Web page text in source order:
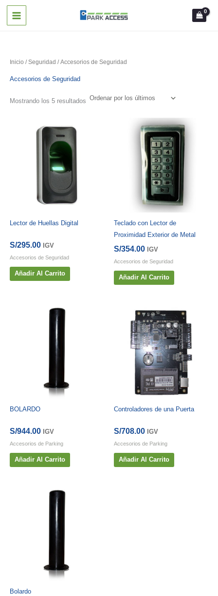
Inicio /Seguridad / Accesorios de Seguridad
Accesorios de Seguridad
Mostrando los 5 resultados Ordenado
Lector de Huellas Digital
S/295.00 IGV
Accesorios de Seguridad
Añadir Al Carrito
Teclado con Lector de
Proximidad Exterior de Metal
S/354.00 IGV
Accesorios de Seguridad
Añadir Al Carrito
BOLARDO
S/944.00 IGV
Accesorios de Parking
Añadir Al Carrito
Controladores de una Puerta
S/708.00 IGV
Accesorios de Parking
Añadir Al Carrito
Bolardo